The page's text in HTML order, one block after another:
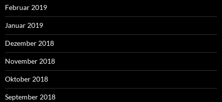
Februar 2019
Januar 2019
Dezember 2018
November 2018
Oktober 2018
September 2018